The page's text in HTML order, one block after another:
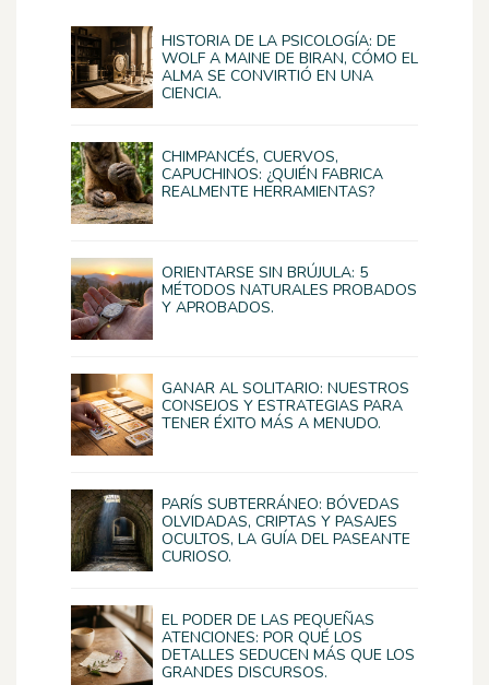
HISTORIA DE LA PSICOLOGÍA: DE
WOLF A MAINE DE BIRAN, CÓMO EL
ALMA SE CONVIRTIÓ EN UNA
CIENCIA.
CHIMPANCÉS, CUERVOS,
CAPUCHINOS: ¿QUIÉN FABRICA
REALMENTE HERRAMIENTAS?
ORIENTARSE SIN BRÚJULA: 5
MÉTODOS NATURALES PROBADOS
Y APROBADOS.
GANAR AL SOLITARIO: NUESTROS
CONSEJOS Y ESTRATEGIAS PARA
TENER ÉXITO MÁS A MENUDO.
PARÍS SUBTERRÁNEO: BÓVEDAS
OLVIDADAS, CRIPTAS Y PASAJES
OCULTOS, LA GUÍA DEL PASEANTE
CURIOSO.
EL PODER DE LAS PEQUEÑAS
ATENCIONES: POR QUÉ LOS
DETALLES SEDUCEN MÁS QUE LOS
GRANDES DISCURSOS.